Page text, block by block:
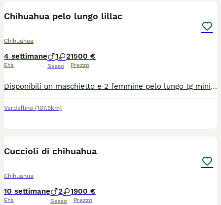
Chihuahua pelo lungo lillac
Chihuahua
4 settimane
Età
1 2
Sesso
1500 €
Prezzo
Disponibili un maschietto e 2 femmine pelo lungo tg mini verranno consegnati completi di ciclo vermifugo trattamento antiparassitario vaccino microchip certificato medico libretto sanitario iscrizione anagrafe canina passaggio di proprietà kit cucciolo pedigree enci genitori visibili solo persone responsabili siamo in provincia di Bergamo solo contatti telefonici 3491350788
Verdellino (107.5km)
Cuccioli di chihuahua
Chihuahua
10 settimane
Età
2 1
Sesso
900 €
Prezzo